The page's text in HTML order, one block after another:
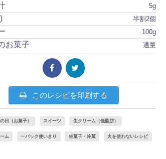
5g
半割2個
100g
適量
お菓子
このレシピを印刷する
日（お菓子） スイーツ 生クリーム（低脂肪）
ム 一パック使いきり 生菓子・冷菓 火を使わないレシピ